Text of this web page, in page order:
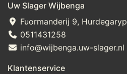
Uw Slager Wijbenga
Fuormanderij 9, Hurdegaryp
0511431258
info@wijbenga.uw-slager.nl
Klantenservice